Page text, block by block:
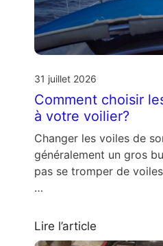
31 juillet 2026
Comment choisir
à votre voilier?
Changer les voiles de
généralement un gros
pas se tromper de
…
Lire l’article